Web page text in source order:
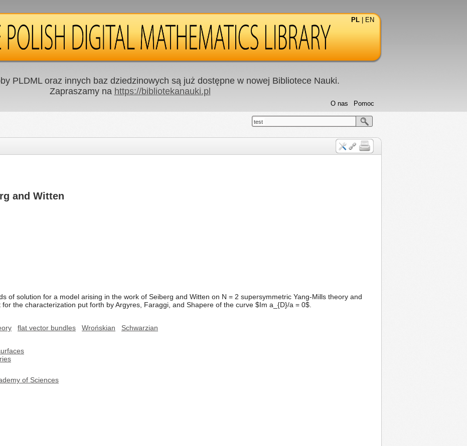
PL EN
PLDML oraz innych baz dziedzinowych są już dostępne w nowej Bibliotece Nauki.
Zapraszamy na https://bibliotekanauki.pl
Pomoc
O nas
test
and Witten
of solution for a model arising in the work of Seiberg and Witten on N = 2 supersymmetric Yang-Mills theory and
the characterization put forth by Argyres, Faraggi, and Shapere of the curve $Im a_{D}/a = 0$.
flat vector bundles Wrońskian
Schwarzian
of Sciences